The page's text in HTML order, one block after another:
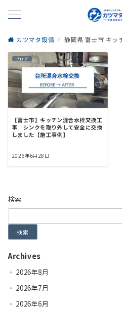
カツマタ設備 静岡県 富士市 キッ
ブログ
【富士市】キッチン混合水栓交換工
事｜シンクを取り外して安全に交換
しました【施工事例】
2026年6月28日
検索
検索
Archives
2026年8月
2026年7月
2026年6月